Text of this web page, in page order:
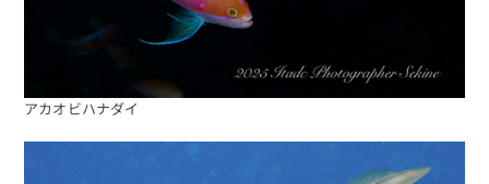
アカオビハナダイ